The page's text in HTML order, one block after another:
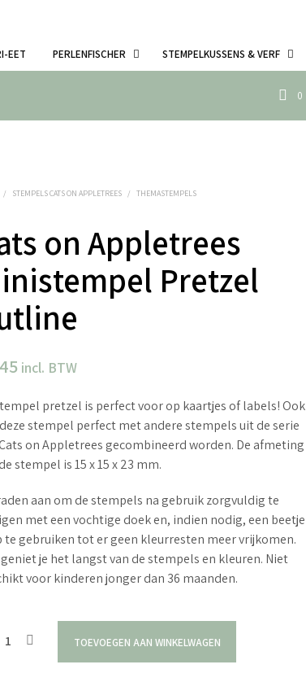
EET PERLENFISCHER STEMPELKUSSENS & VERF
0
/ STEMPELS CATS ON APPLETREES / THEMASTEMPELS
on Appletrees
Pretzel
incl. BTW
pretzel is perfect voor op kaartjes of labels! Ook
stempel perfect met andere stempels uit de serie
on Appletrees gecombineerd worden. De afmeting
stempel is 15 x 15 x 23 mm.
aan om de stempels na gebruik zorgvuldig te
met een vochtige doek en, indien nodig, een beetje
te gebruiken tot er geen kleurresten meer vrijkomen.
je het langst van de stempels en kleuren. Niet
voor kinderen jonger dan 36 maanden.
TOEVOEGEN AAN WINKELWAGEN